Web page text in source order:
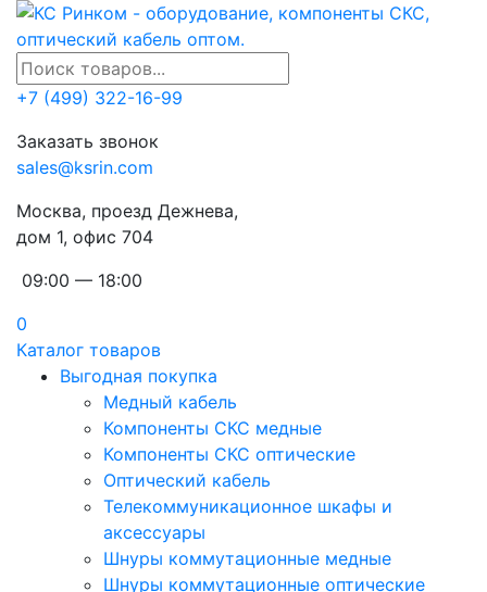
+7 (499) 322-16-99
Заказать звонок
sales@ksrin.com
Москва, проезд Дежнева,
дом 1, офис 704
09:00 — 18:00
0
Каталог товаров
Выгодная покупка
Медный кабель
Компоненты СКС медные
Компоненты СКС оптические
Оптический кабель
Телекоммуникационное шкафы и
аксессуары
Шнуры коммутационные медные
Шнуры коммутационные оптические